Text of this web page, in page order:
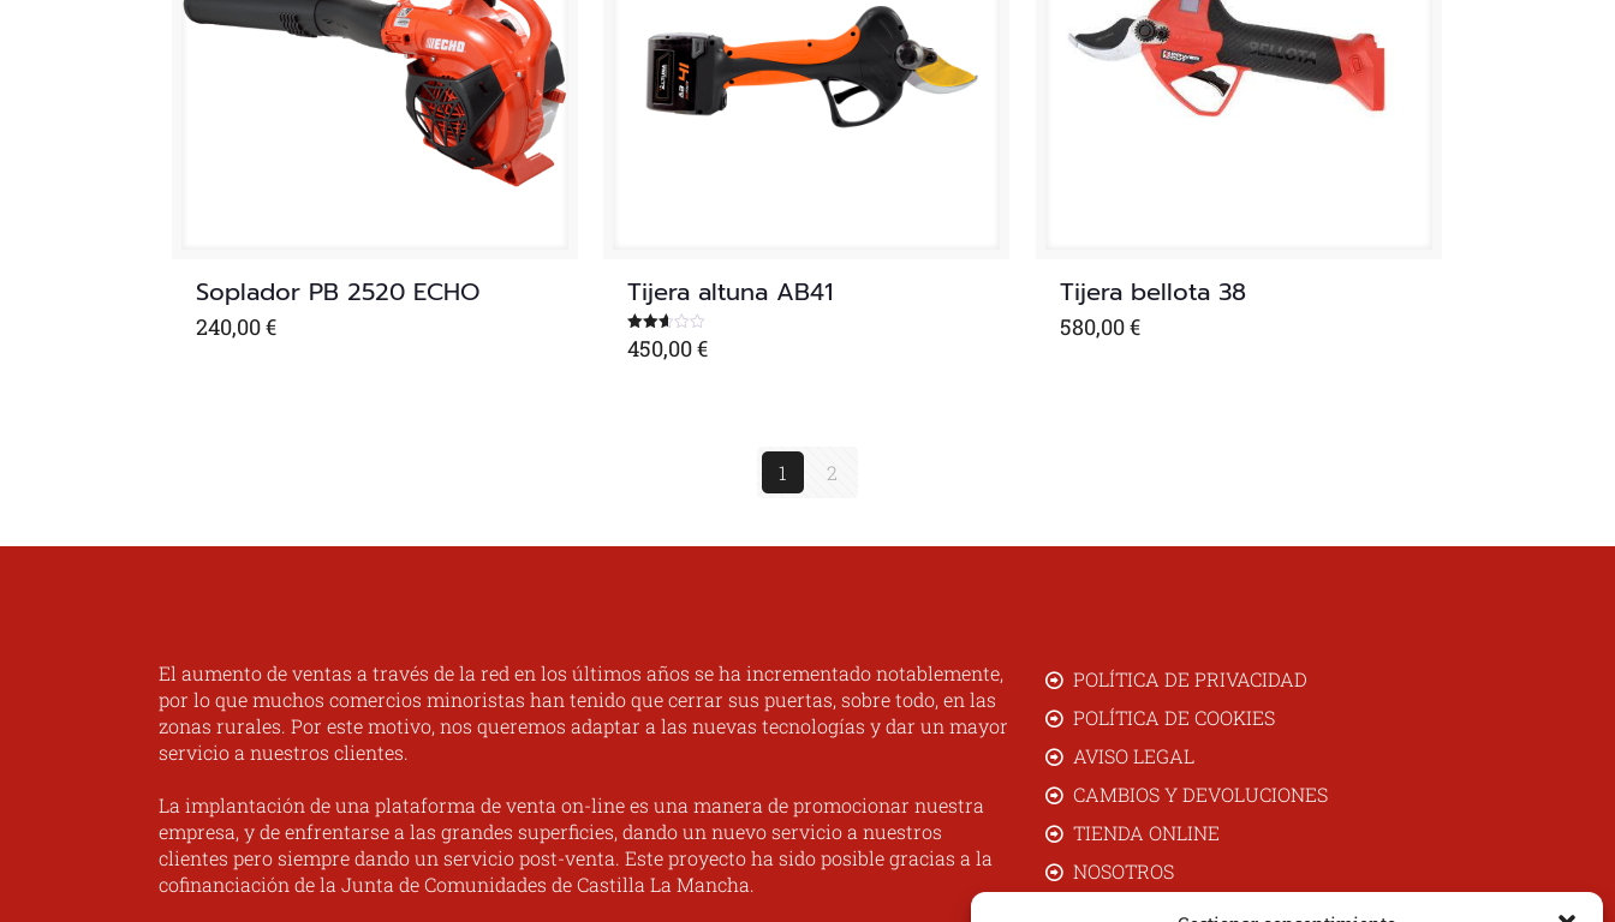
Soplador PB 2520 ECHO
240,00€
Tijera altuna AB41
Valorado
con
450,00€
Tijera bellota 38
580,00€
1 2
El aumento de ventas a través de la red en los últimos años se ha incrementado notablemente,
por lo que muchos comercios minoristas han tenido que cerrar sus puertas, sobre todo, en las
zonas rurales. Por este motivo, nos queremos adaptar a las nuevas tecnologías y dar un mayor
servicio a nuestros clientes.
La implantación de una plataforma de venta on-line es una manera de promocionar nuestra
empresa, y de enfrentarse a las grandes superficies, dando un nuevo servicio a nuestros
clientes pero siempre dando un servicio post-venta. Este proyecto ha sido posible gracias a la
cofinanciación de la Junta de Comunidades de Castilla La Mancha.
POLÍTICA DE PRIVACIDAD
POLÍTICA DE COOKIES
AVISO LEGAL
CAMBIOS Y DEVOLUCIONES
TIENDA ONLINE
NOSOTROS